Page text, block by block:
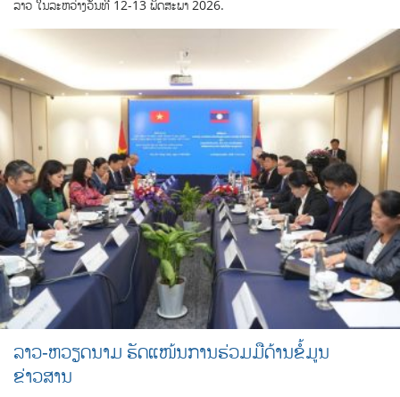
ລາວ ໃນລະຫວ່າງວັນທີ 12-13 ພຶດສະພາ 2026.
ລາວ-ຫວຽດນາມ ຮັດແໜ້ນການຮ່ວມມືດ້ານຂໍ້ມູນ
ຂ່າວສານ